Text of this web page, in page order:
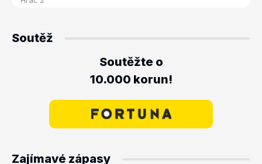
Soutěž
Soutěžte o
10.000 korun!
Zajímavé zápasy